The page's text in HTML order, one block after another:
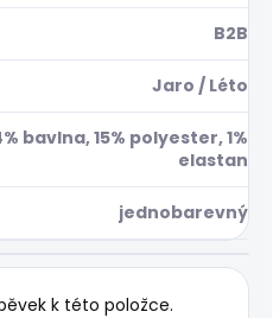
B2B
Jaro / Léto
bavlna, 15% polyester, 1%
elastan
jednobarevný
k této položce.